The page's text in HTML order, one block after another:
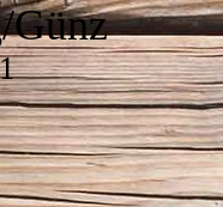
Günz